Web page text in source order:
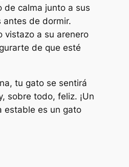
de calma junto a sus
antes de dormir.
vistazo a su arenero
de que esté
tu gato se sentirá
sobre todo, feliz. ¡Un
estable es un gato